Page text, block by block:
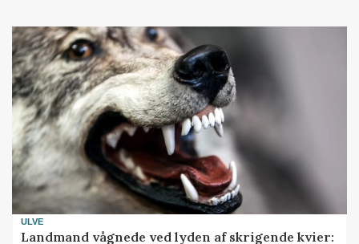
ULVE
Landmand vågnede ved lyden af skrigende kvier: